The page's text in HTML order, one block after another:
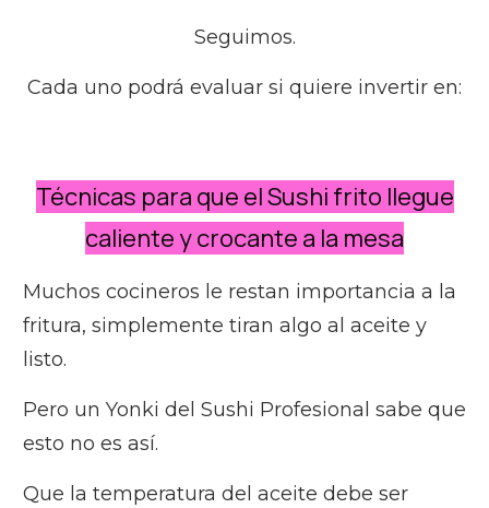
Seguimos.
Cada uno podrá evaluar si quiere invertir en:
Técnicas para que el Sushi frito llegue
caliente y crocante a la mesa
Muchos cocineros le restan importancia a la
fritura, simplemente tiran algo al aceite y
listo.
Pero un Yonki del Sushi Profesional sabe que
esto no es así.
Que la temperatura del aceite debe ser